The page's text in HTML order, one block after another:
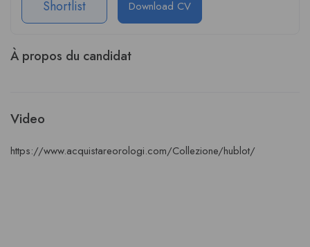
Shortlist Download CV
À propos du candidat
Video
https://www.acquistareorologi.com/Collezione/hublot/